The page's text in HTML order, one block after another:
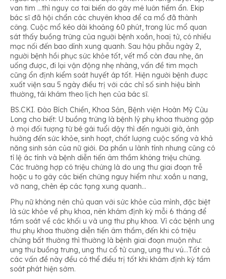
van tim …thì nguy cơ tai biến do gây mê luôn tiềm ẩn. Ekip
bác sĩ đã hội chẩn các chuyên khoa để ca mổ đã thành
công. Cuộc mổ kéo dài khoảng 60 phút, trong lúc mổ quan
sát thấy buồng trứng của người bệnh xoắn, hoaị tử, có nhiều
mạc nối đến bao dính xung quanh. Sau hậu phẫu ngày 2,
người bệnh hồi phục sức khỏe tốt, vết mổ còn đau nhẹ, ăn
uống được, đi lại vận động nhẹ nhàng, vấn đề tim mạch
cũng ổn định kiểm soát huyết áp tốt. Hiện người bệnh được
xuất viện sau 5 ngày điều trị với các chỉ số sinh hiệu bình
thường, tái khám theo lịch hẹn của bác sĩ.
BS.CKI. Đào Bích Chiền, Khoa Sản, Bệnh viện Hoàn Mỹ Cửu
Long cho biết: U buồng trứng là bệnh lý phụ khoa thường gặp
ở mọi đối tượng từ bé gái tuổi dậy thì đến người già, ảnh
hưởng đến sức khỏe, sinh hoạt, chất lượng cuộc sống và khả
năng sinh sản của nữ giới. Đa phần u lành tính nhưng cũng có
tỉ lệ ác tính và bệnh diễn tiến âm thầm không triệu chứng.
Các trường hợp có triệu chứng là do ung thư giai đoạn trễ
hoặc u to gây các biến chứng nguy hiểm như: xoắn u nang,
vỡ nang, chèn ép các tạng xung quanh…
Phụ nữ không nên chủ quan với sức khỏe của mình, đặc biệt
là sức khỏe về phụ khoa, nên khám định kỳ mỗi 6 tháng để
tầm soát về các khối u và ung thư phụ khoa. Vì các bệnh ung
thư phụ khoa thường diễn tiến âm thầm, đến khi có triệu
chứng bất thường thì thường là bệnh giai đoạn muộn như:
ung thư buồng trưng, ung thư cổ tử cung, ung thư vú…Tất cả
các vấn đề này đều có thể điều trị tốt khi khám định kỳ tầm
soát phát hiện sớm.